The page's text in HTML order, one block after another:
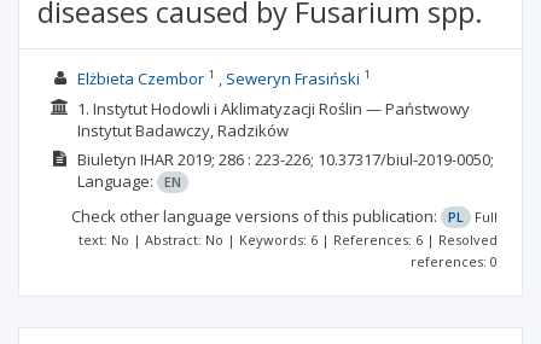
diseases caused by Fusarium spp.
Elżbieta Czembor1 Seweryn Frasiński 1
1. Instytut Hodowli i Aklimatyzacji Roślin — Państwowy
Instytut Badawczy, Radzików
Biuletyn IHAR2019; 286 : 223-226; 10.37317/biul-2019-0050;
Language:
EN
Check other language versions of this publication: PL
Full
text: No | Abstract: No | Keywords: 6 | References: 6 | Resolved
references: 0